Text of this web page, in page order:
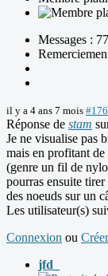
Messages :
il y a 4 ans 7 mois
Réponse de stam
Je ne visualise pas
mais en profitant
(genre un fil de
pourras ensuite
des noeuds sur un
Les utilisateur(s)
Connexion ou
jfd_